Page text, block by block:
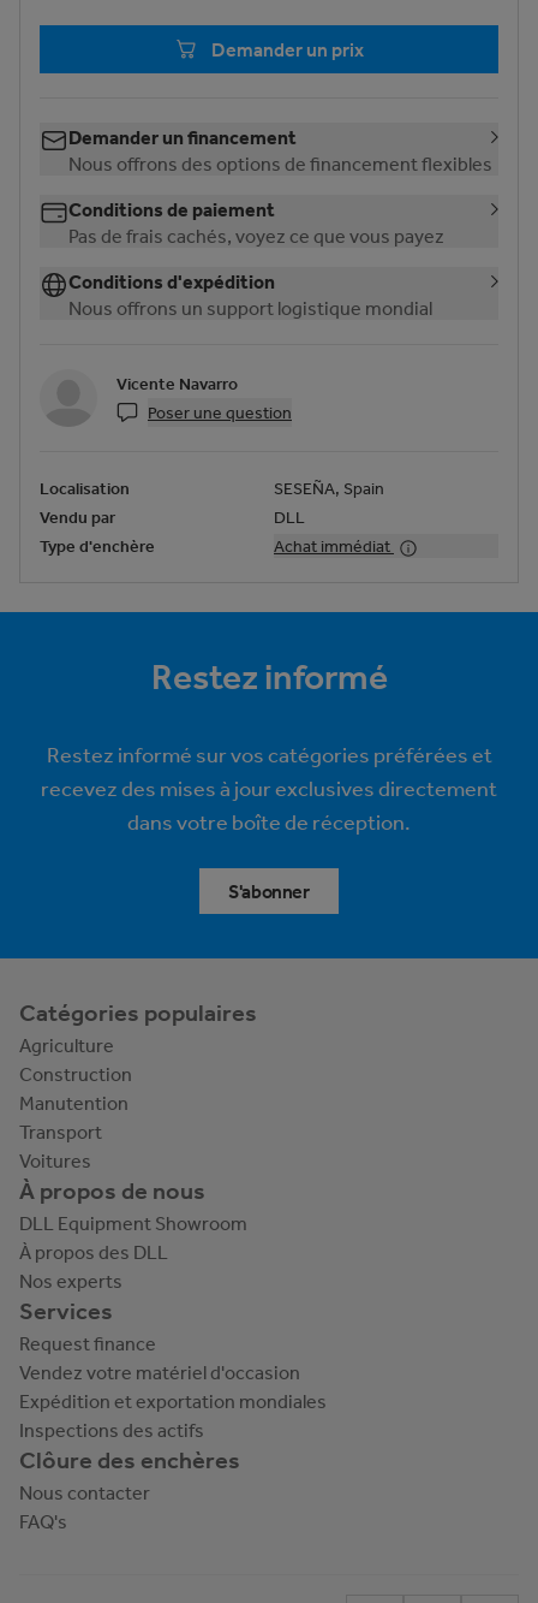
Demander un prix
Demander un financement
Nous offrons des options de financement flexibles
Conditions de paiement
Pas de frais cachés, voyez ce que vous payez
Conditions d'expédition
Nous offrons un support logistique mondial
Vicente Navarro
Poser une question
Localisation
SESEÑA, Spain
Vendu par
DLL
Type d'enchère
Achat immédiat
Restez informé
Restez informé sur vos catégories préférées et
recevez des mises à jour exclusives directement
dans votre boîte de réception.
S'abonner
Catégories populaires
Agriculture
Construction
Manutention
Transport
Voitures
À propos de nous
DLL Equipment Showroom
À propos des DLL
Nos experts
Services
Request finance
Vendez votre matériel d'occasion
Expédition et exportation mondiales
Inspections des actifs
Clôure des enchères
Nous contacter
FAQ's